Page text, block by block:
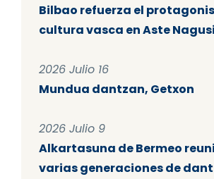
Bilbao refuerza el
cultura vasca en Aste
2026 Julio 16
Mundua dantzan, Getxon
2026 Julio 9
Alkartasuna de Bermeo
varias generaciones de